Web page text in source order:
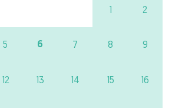
1 2
5 6 7 8 9
12 13 14 15 16